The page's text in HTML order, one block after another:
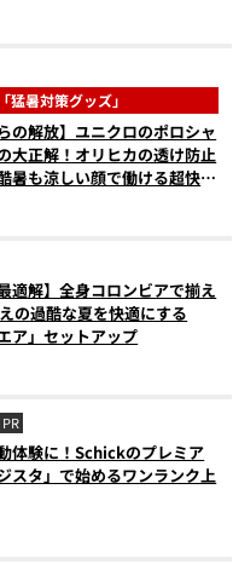
猛暑対策グッズ」
の解放】ユニクロのポロシャ
大正解！オリヒカの透け防止
暑も涼しい顔で働ける超快適
適解】全身コロンビアで揃え
の過酷な夏を快適にする
ア」セットアップ
PR
体験に！Schickのプレミア
スタ」で始めるワンランク上